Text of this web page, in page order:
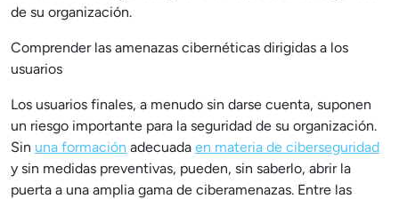
de su organización.
Comprender las amenazas cibernéticas dirigidas a los
usuarios
Los usuarios finales, a menudo sin darse cuenta, suponen
un riesgo importante para la seguridad de su organización.
Sin una formación adecuada en materia de ciberseguridad
y sin medidas preventivas, pueden, sin saberlo, abrir la
puerta a una amplia gama de ciberamenazas. Entre las